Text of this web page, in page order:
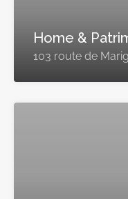
Home &
103 route de